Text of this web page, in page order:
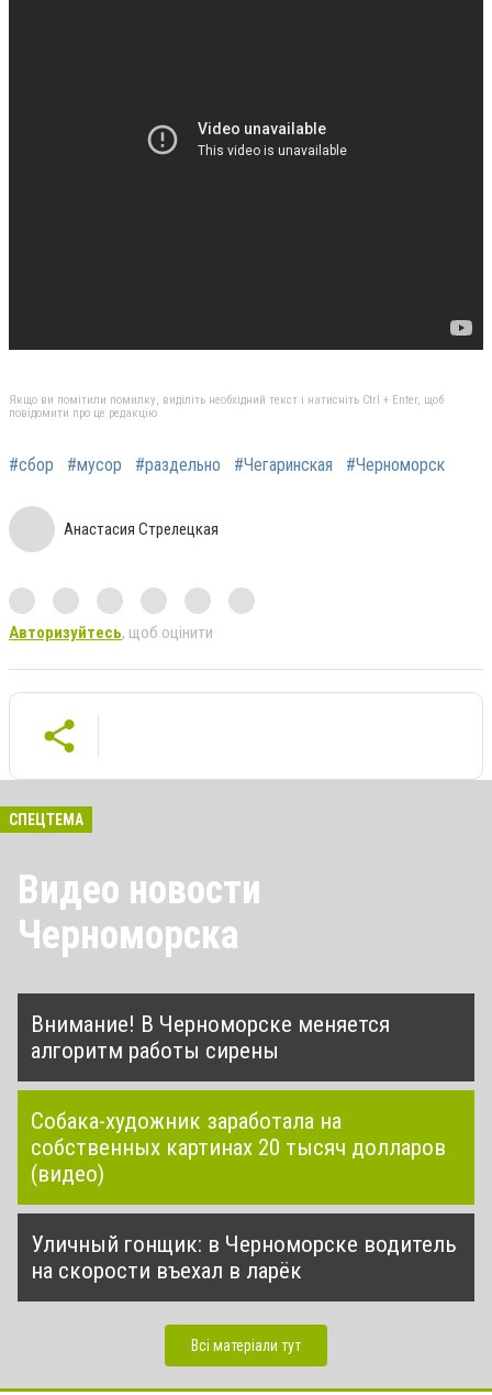
Якщо ви помітили помилку, виділіть необхідний текст і натисніть Ctrl + Enter, щоб
повідомити про це редакцію
#сбор #мусор #раздельно #Чегаринская #Черноморск
Анастасия Стрелецкая
Авторизуйтесь, щоб оцінити
СПЕЦТЕМА
Видео новости
Черноморска
Внимание! В Черноморске меняется
алгоритм работы сирены
Собака-художник заработала на
собственных картинах 20 тысяч долларов
(видео)
Уличный гонщик: в Черноморске водитель
на скорости въехал в ларёк
Всі матеріали тут